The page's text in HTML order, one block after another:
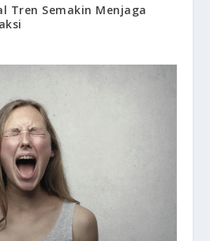
Tren Semakin Menjaga